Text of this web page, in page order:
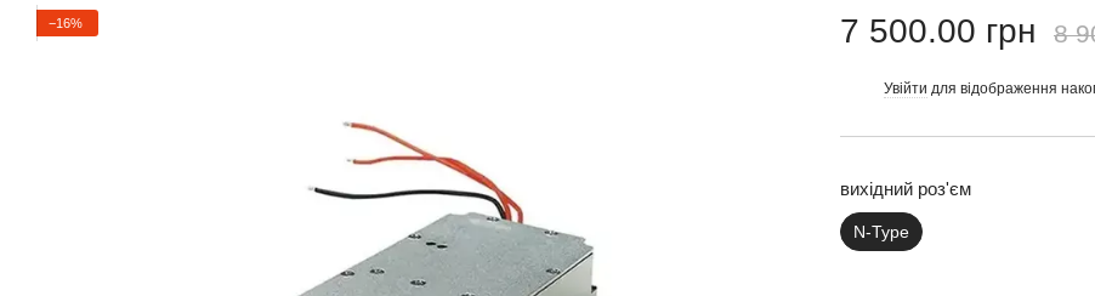
−16% 7 500.00 грн 8
Увійти для відображення
вихідний роз'єм
N-Type